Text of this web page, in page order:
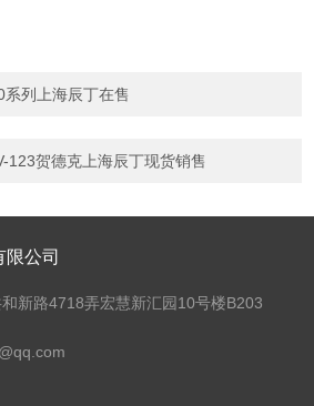
系列上海辰丁在售
123贺德克上海辰丁现货销售
限公司
新路4718弄宏慧新汇园10号楼B203